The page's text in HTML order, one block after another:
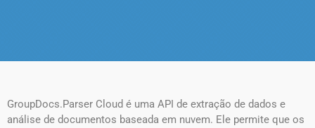
GroupDocs.Parser Cloud é uma API de extração de dados e
análise de documentos baseada em nuvem. Ele permite que os